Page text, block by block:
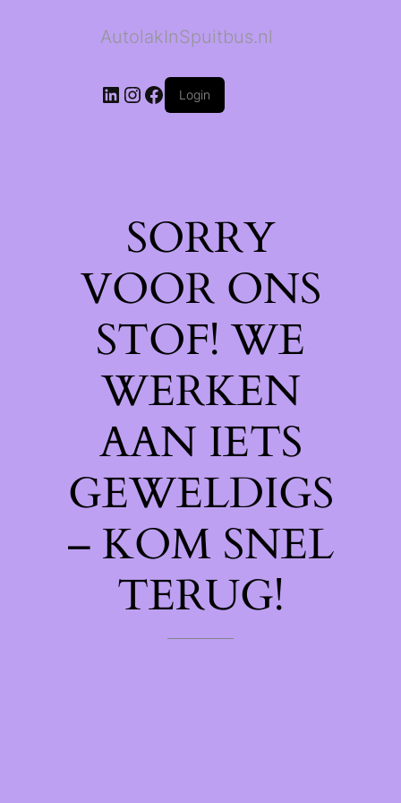
AutolakInSpuitbus.nl
LinkedIn
Instagram
Facebook
Login
SORRY
VOOR ONS
STOF! WE
WERKEN
AAN IETS
GEWELDIGS
– KOM SNEL
TERUG!